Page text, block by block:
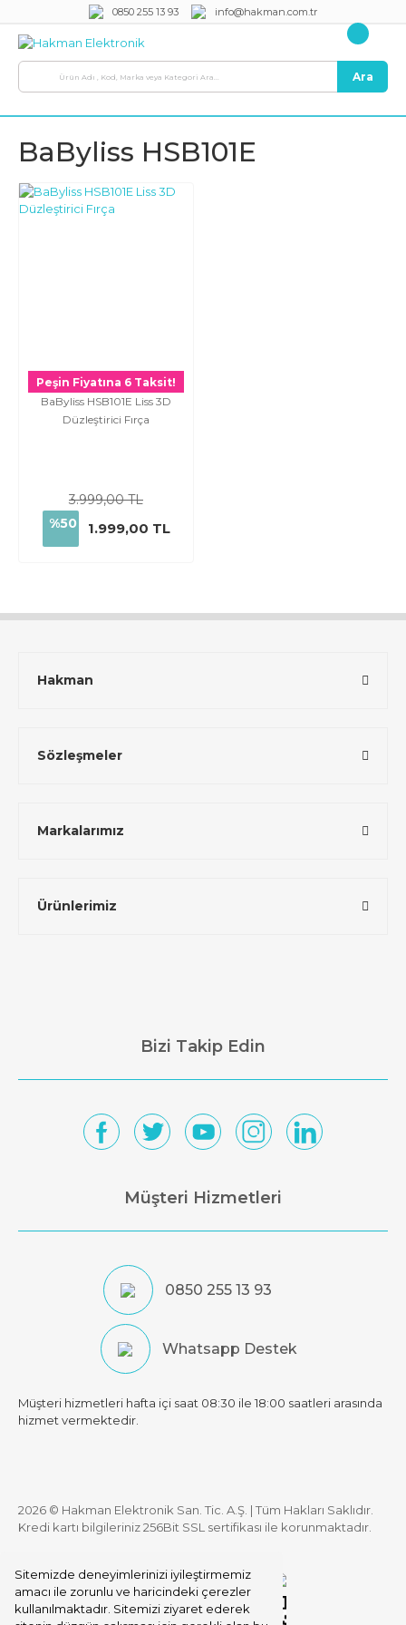
Sitemizde deneyimlerinizi iyileştirmemiz
amacı ile zorunlu ve haricindeki çerezler
kullanılmaktadır. Sitemizi ziyaret ederek
0850 255 13 93 info@hakman.com.tr
Ara
BaByliss HSB101E
Peşin Fiyatına 6 Taksit!
BaByliss HSB101E Liss 3D
Düzleştirici Fırça
3.999,00 TL
%50
1.999,00 TL
Hakman
Sözleşmeler
Markalarımız
Ürünlerimiz
Bizi Takip Edin
Müşteri Hizmetleri
0850 255 13 93
Whatsapp Destek
Müşteri hizmetleri hafta içi saat 08:30 ile 18:00 saatleri arasında
hizmet vermektedir.
2026 © Hakman Elektronik San. Tic. A.Ş. | Tüm Hakları Saklıdır.
Kredi kartı bilgileriniz 256Bit SSL sertifikası ile korunmaktadır.